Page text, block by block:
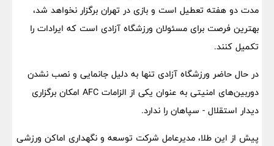
مدت دو هفته تعطیل است و بازی در تهران برگزار نخواهد شد،
بهترین فرصت برای مسئولان ورزشگاه آزادی است که ایرادات را
تکمیل کنند.
در حال حاضر ورزشگاه آزادی تنها به دلیل جانمایی و نصب نشدن
دوربین‌های امنیتی به عنوان یکی از الزامات AFC امکان برگزاری
دیدار استقلال - سپاهان را ندارد.
پیش از این طلا، مدیرعامل شرکت توسعه و نگهداری اماکن ورزشی